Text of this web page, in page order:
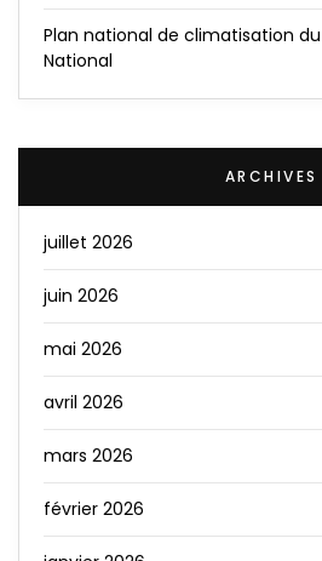
Plan national de climatisation
National
ARCHIVES
juillet 2026
juin 2026
mai 2026
avril 2026
mars 2026
février 2026